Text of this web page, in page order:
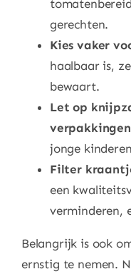
gerechten.
Kies vaker
haalbaar is,
bewaart.
Let op
verpakkingen
jonge
Filter
een
verminderen,
Belangrijk is ook
ernstig te nemen.